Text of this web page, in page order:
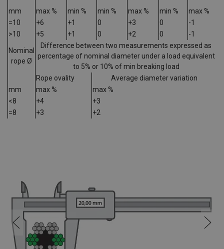
mm max % min % min % max % min %
max %
=10
+6 +1 0 +3 0
-1
>10
+5 +1 0 +2 0 -1
Nominal
rope Ø
Difference between two measurements expressed as
percentage of nominal diameter under a load equivalent
to 5% or 10% of min breaking load
Rope ovality
Average diameter variation
mm
max %
max %
<8
+4
+3
=8
+3 +2